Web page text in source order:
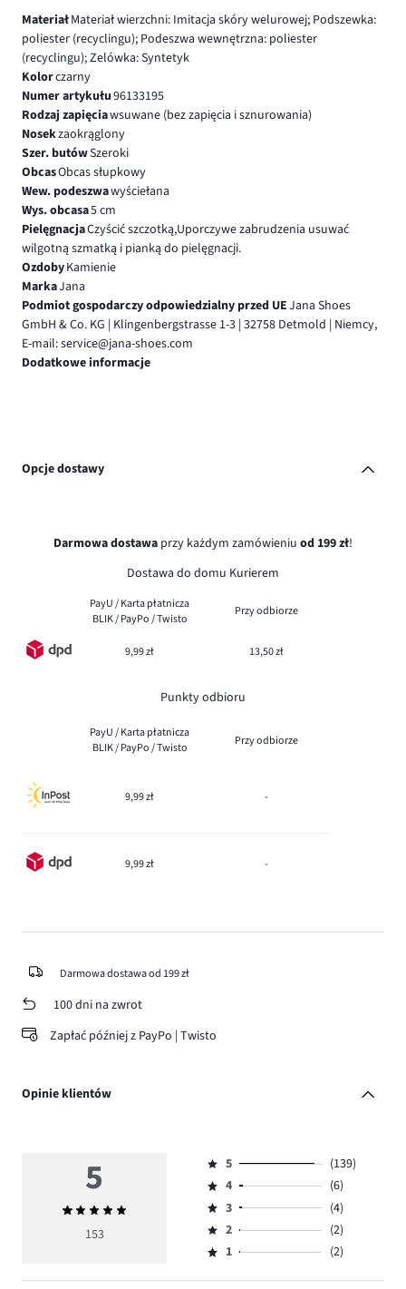
MateriałMateriał wierzchni: Imitacja skóry welurowej; Podszewka:
poliester (recyclingu); Podeszwa wewnętrzna: poliester
(recyclingu); Zelówka: Syntetyk
Kolorczarny
Numer artykułu96133195
Rodzaj zapięciawsuwane (bez zapięcia i sznurowania)
Nosekzaokrąglony
Szer. butówSzeroki
ObcasObcas słupkowy
Wew. podeszwawyściełana
Wys. obcasa5 cm
PielęgnacjaCzyścić szczotką,Uporczywe zabrudzenia usuwać
wilgotną szmatką i pianką do pielęgnacji.
OzdobyKamienie
MarkaJana
Podmiot gospodarczy odpowiedzialny przed UEJana Shoes
GmbH & Co. KG | Klingenbergstrasse 1-3 | 32758 Detmold | Niemcy,
E-mail: service@jana-shoes.com
Dodatkowe informacje
Opcje dostawy
Darmowa dostawa przy każdym zamówieniu od 199 zł!
Dostawa do domu Kurierem
PayU / Karta płatnicza
BLIK / PayPo / Twisto
Przy odbiorze
9,99 zł 13,50 zł
Punkty odbioru
PayU / Karta płatnicza
BLIK / PayPo / Twisto
Przy odbiorze
9,99 zł -
9,99 zł -
Darmowa dostawa od 199 zł
100 dni na zwrot
Zapłać później z PayPo | Twisto
Opinie klientów
5
Średnia
ocena
153
Ocena
5,
ilość
głosów
139.
5
(139)
Ocena
4,
ilość
głosów
4
(6)
Ocena
3,
ilość
3
(4)
Ocena
2,
2
(2)
Ocena
1,
1 (2)